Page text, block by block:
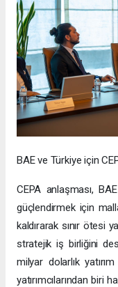
BAE ve Türkiye için
CEPA anlaşması,
güçlendirmek için
kaldırarak sınır ötesi
stratejik iş birliğini
milyar dolarlık
yatırımcılarından biri